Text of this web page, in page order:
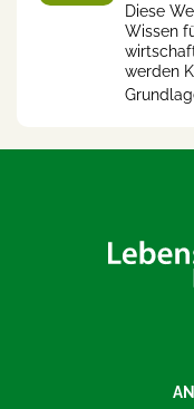
Diese
Wissen
werden